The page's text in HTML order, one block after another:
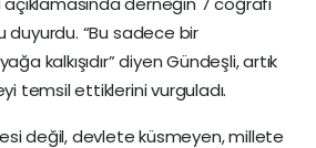
duyurdu. “Bu sadece bir
kalkışıdır” diyen Gündeşli, artık
temsil ettiklerini vurguladı.
değil, devlete küsmeyen, millete